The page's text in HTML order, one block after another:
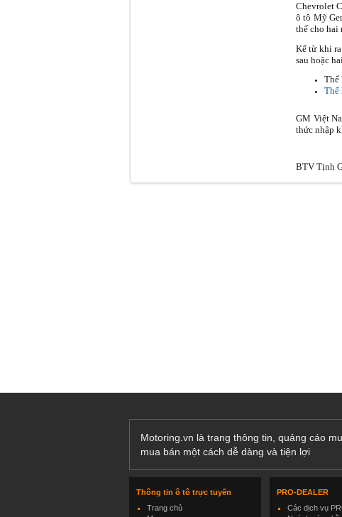
Chevrolet
ô tô Mỹ
thế cho hai
Kể từ khi ra
sau hoặc
Thế
Thế
GM Việt
thức nhập
BTV Tịnh
Motoring.vn là trang thông tin, quảng cáo
mua bán một cách dễ dàng và tiện lợi
Thông tin ô tô trực tuyến
Trang chủ
PRO-DEALER
Các dịch vụ